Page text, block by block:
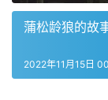
蒲松龄狼的故
2022年11月15日